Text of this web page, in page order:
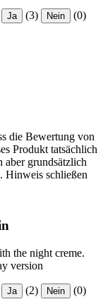
Ja (3) Nein (0)
die Bewertung von
Produkt tatsächlich
aber grundsätzlich
Hinweis schließen
the night creme.
version
Ja (2) Nein (0)